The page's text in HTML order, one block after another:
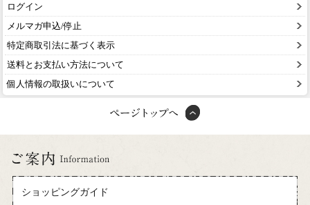
ログイン
メルマガ申込/停止
特定商取引法に基づく表示
送料とお支払い方法について
個人情報の取扱いについて
ショッピングガイド